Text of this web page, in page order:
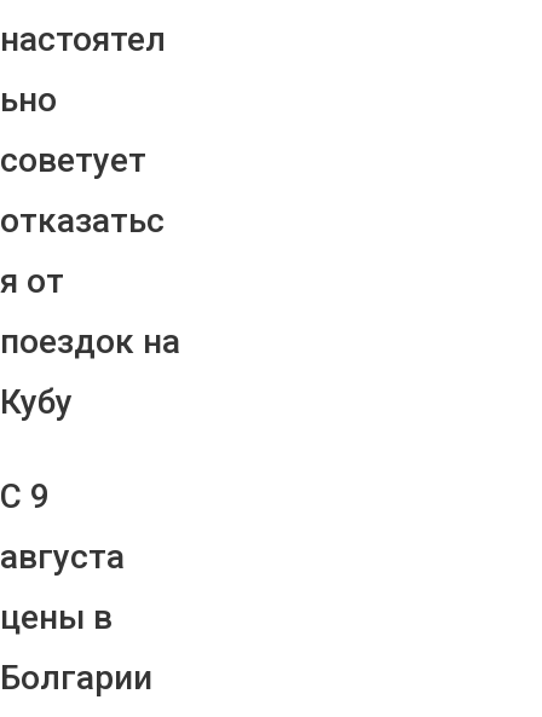
настоятел
ьно
советует
отказатьс
я от
поездок на
Кубу
С 9
августа
цены в
Болгарии